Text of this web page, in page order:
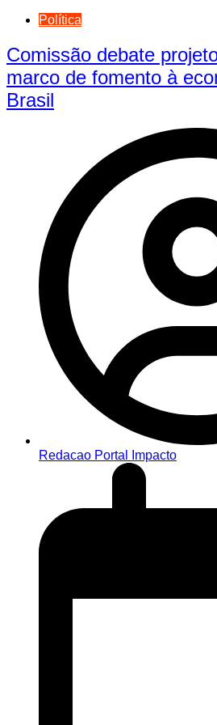
Política
Comissão debate
marco de fomento à
Brasil
Redacao Portal Impacto